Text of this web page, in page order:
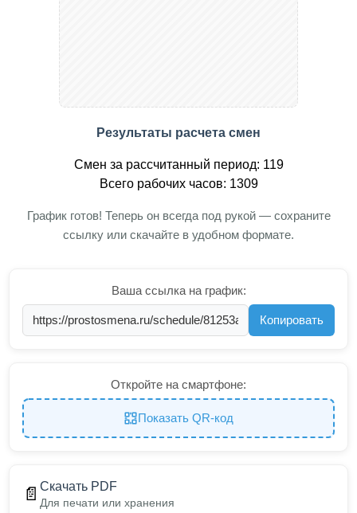
Результаты расчета смен
Смен за рассчитанный период: 119
Всего рабочих часов: 1309
График готов! Теперь он всегда под рукой — сохраните
ссылку или скачайте в удобном формате.
Ваша ссылка на график:
Копировать
Откройте на смартфоне:
Показать QR-код
📄 Скачать PDF
Для печати или хранения